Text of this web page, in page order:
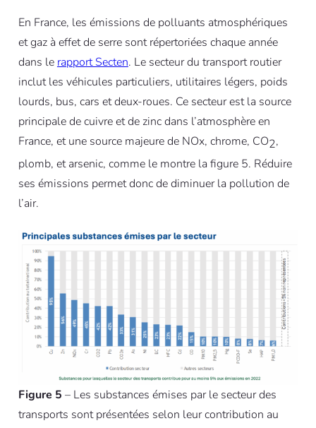
En France, les émissions de polluants atmosphériques
et gaz à effet de serre sont répertoriées chaque année
dans le rapport Secten. Le secteur du transport routier
inclut les véhicules particuliers, utilitaires légers, poids
lourds, bus, cars et deux-roues. Ce secteur est la source
principale de cuivre et de zinc dans l’atmosphère en
France, et une source majeure de NOx, chrome, CO2,
plomb, et arsenic, comme le montre la figure 5. Réduire
ses émissions permet donc de diminuer la pollution de
l’air.
Figure 5 – Les substances émises par le secteur des
transports sont présentées selon leur contribution au